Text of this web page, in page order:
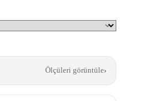
Ölçüleri görüntüle›